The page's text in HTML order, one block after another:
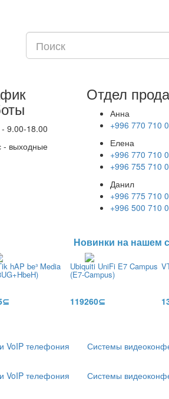
9.00-18.00
- выходные
Отдел
Анна
+996 770 710
Елена
+996 770 710
+996 755 710
Данил
+996 775 710
+996 500 710
Новинки на нашем
hAP be³ Media Ubiquiti UniFi E7 Campus
(E7-Campus)
119260⊆
VoIP телефония
VoIP телефония
Системы
Системы